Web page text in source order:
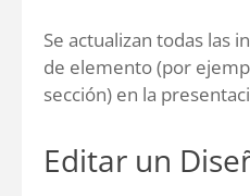
Se actualizan todas las
de elemento (por
sección) en la
Editar un